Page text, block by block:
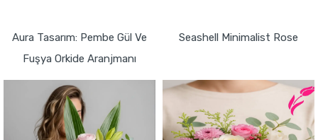
Aura Tasarım: Pembe Gül Ve
Fuşya Orkide Aranjmanı
Seashell Minimalist Rose